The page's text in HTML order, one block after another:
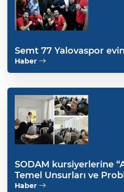
Semt 77 Yalovaspor
Haber
SODAM kursiyerlerine
Temel Unsurları ve
Becerisinin
Haber